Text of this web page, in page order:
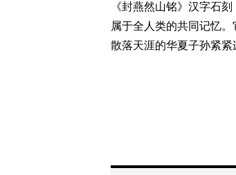
《封燕然山铭》汉字石
属于全人类的共同记忆
散落天涯的华夏子孙紧紧